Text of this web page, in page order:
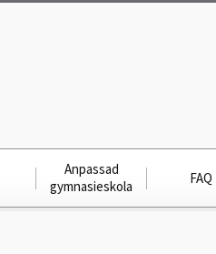
Anpassad
gymnasieskola
FAQ